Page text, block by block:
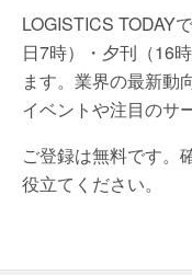
LOGISTICS TODAY
日7時）・夕刊（16
ます。業界の最新動
イベントや注目のサ
ご登録は無料です。
役立てください。